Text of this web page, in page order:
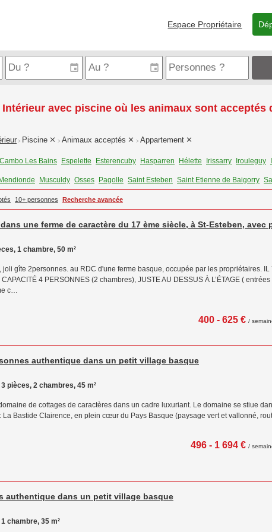
Espace Propriétaire
avec piscine où les animaux sont acceptés
> Piscine > Animaux acceptés > Appartement
Cambo Les Bains Espelette Esterencuby Hasparren Hélette Irissarry Irouleguy
Musculdy Osses Pagolle Saint Esteben Saint Etienne de Baigorry
10+ personnes Recherche avancée
une ferme de caractère du 17 ème siècle, à St-Esteben, avec
1 chambre, 50 m²
joli gîte 2personnes. au RDC d'une ferme basque, occupée par les propriétaires. IL
4 PERSONNES (2 chambres), JUSTE AU DESSUS À L’ÉTAGE (
c…
400 - 625 € /
authentique dans un petit village basque
3 pièces, 2 chambres, 45 m²
de cottages de caractères dans un cadre luxuriant. Le domaine se stiue
La Bastide Clairence, en plein cœur du Pays Basque (paysage vert et vallonné,
496 - 1 694 € /
authentique dans un petit village basque
chambre, 35 m²